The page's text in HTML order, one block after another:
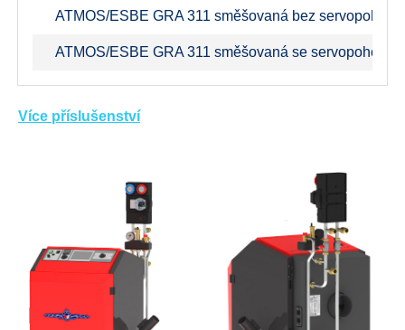
ATMOS/ESBE GRA 311 směšovaná bez servopohonu
ATMOS/ESBE GRA 311 směšovaná se
Více příslušenství